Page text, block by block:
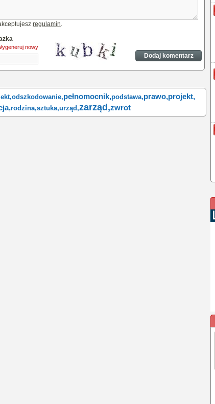
regulamin.
nowy
odszkodowanie,pełnomocnik,podstawa,prawo,projekt,
rodzina,sztuka,urząd,zarząd,zwrot